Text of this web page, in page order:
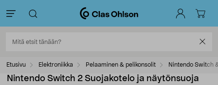
Etusivu Elektroniikka Pelaaminen & pelikonsolit Nintendo Switch
Nintendo Switch 2 Suojakotelo ja näytönsuoja